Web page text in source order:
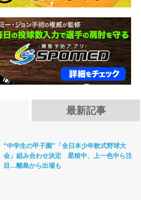
最新記事
“中学生の甲子園”「全日本少年軟式野球大
会」組み合わせ決定 星稜中、上一色中ら注
目…離島から出場も